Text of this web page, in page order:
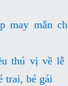
may mắn
thú vị về lễ
trai, bé gái